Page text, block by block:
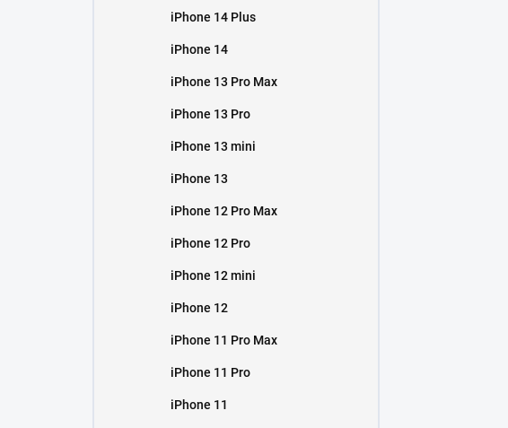
iPhone 14 Plus
iPhone 14
iPhone 13 Pro Max
iPhone 13 Pro
iPhone 13 mini
iPhone 13
iPhone 12 Pro Max
iPhone 12 Pro
iPhone 12 mini
iPhone 12
iPhone 11 Pro Max
iPhone 11 Pro
iPhone 11